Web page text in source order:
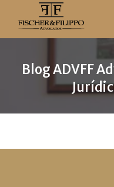
Blog ADVFF